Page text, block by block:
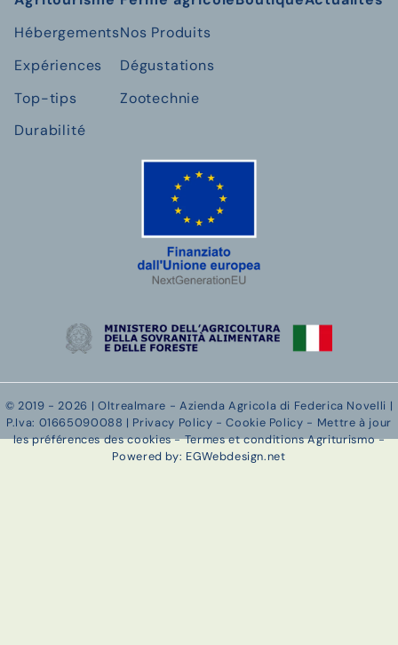
Hébergements
Expériences
Top-tips
Durabilité
Nos Produits
Dégustations
Zootechnie
© 2019 - 2026 | Oltrealmare - Azienda Agricola di Federica Novelli |
P.Iva: 01665090088 | Privacy Policy -Cookie Policy - Mettre à jour
les préférences des cookies-Termes et conditions Agriturismo-
Powered by: EGWebdesign.net